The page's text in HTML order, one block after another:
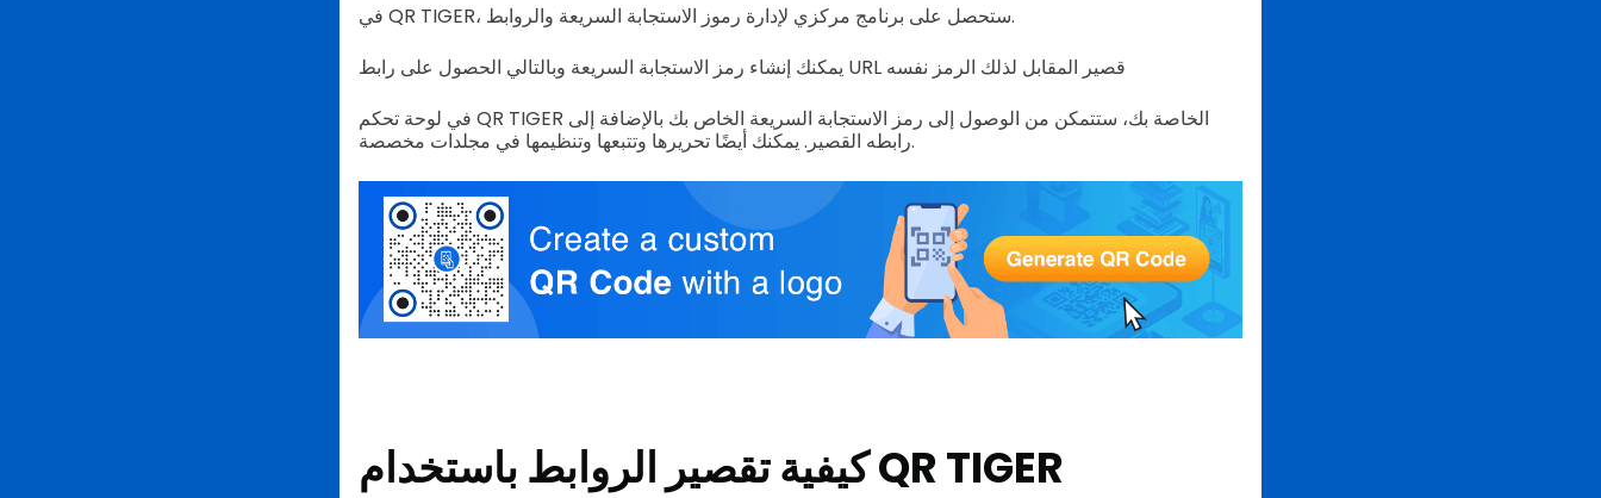
في QR TIGER، ستحصل على برنامج مركزي لإدارة رموز الاستجابة السريعة والروابط.
يمكنك إنشاء رمز الاستجابة السريعة وبالتالي الحصول على رابط URL قصير المقابل لذلك الرمز نفسه
في لوحة تحكم QR TIGER الخاصة بك، ستتمكن من الوصول إلى رمز الاستجابة السريعة الخاص بك بالإضافة إلى
رابطه القصير. يمكنك أيضًا تحريرها وتتبعها وتنظيمها في مجلدات مخصصة.
كيفية تقصير الروابط باستخدام QR TIGER